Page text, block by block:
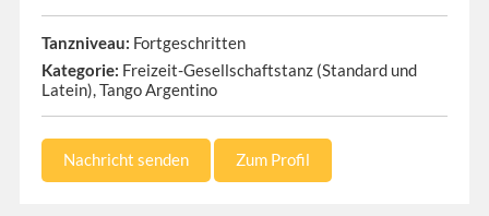
Tanzniveau: Fortgeschritten
Kategorie: Freizeit-Gesellschaftstanz (Standard und
Latein), Tango Argentino
Nachricht senden Zum Profil